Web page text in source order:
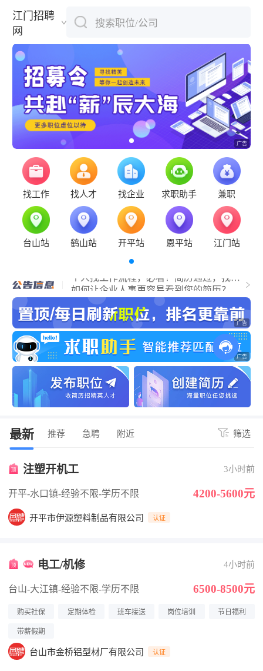
江门招聘
网
搜索职位/公司
下拉刷新
找工作 找人才 找企业 求职助手 兼职
台山站 鹤山站 开平站 恩平站 江门站
江门好工作！
如何让企业人事更容易看到您的简历？
关于招聘企业上传营业执照公告
最新 推荐 急聘 附近 筛选
注塑开机工 3小时前
开平-水口镇-经验不限-学历不限 4200-5600元
开平市伊源塑料制品有限公司 认证
电工/机修 4小时前
台山-大江镇-经验不限-学历不限 6500-8500元
购买社保 定期体检 班车接送 岗位培训 节日福利
带薪假期
台山市金桥铝型材厂有限公司 认证